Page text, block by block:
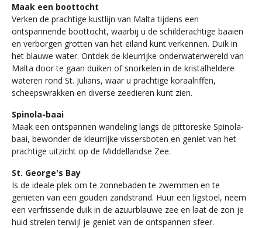
Maak een boottocht
Verken de prachtige kustlijn van Malta tijdens een
ontspannende boottocht, waarbij u de schilderachtige baaien
en verborgen grotten van het eiland kunt verkennen. Duik in
het blauwe water. Ontdek de kleurrijke onderwaterwereld van
Malta door te gaan duiken of snorkelen in de kristalheldere
wateren rond St. Julians, waar u prachtige koraalriffen,
scheepswrakken en diverse zeedieren kunt zien.
Spinola-baai
Maak een ontspannen wandeling langs de pittoreske Spinola-
baai, bewonder de kleurrijke vissersboten en geniet van het
prachtige uitzicht op de Middellandse Zee.
St. George's Bay
Is de ideale plek om te zonnebaden te zwemmen en te
genieten van een gouden zandstrand. Huur een ligstoel, neem
een verfrissende duik in de azuurblauwe zee en laat de zon je
huid strelen terwijl je geniet van de ontspannen sfeer.